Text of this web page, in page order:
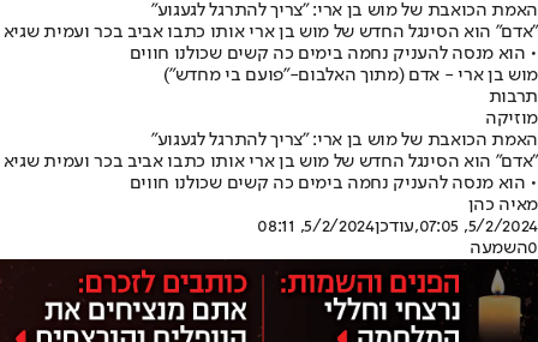
האמת הכואבת של מוש בן ארי: "צריך להתרגל לגעגוע"
"אדם" הוא הסינגל החדש של מוש בן ארי אותו כתבו אביב בכר ועמית שגיא
• הוא מנסה להעניק נחמה בימים כה קשים שכולנו חווים
מוש בן ארי - אדם (מתוך האלבום-״פועם בי מחדש״)
תרבות
מוזיקה
האמת הכואבת של מוש בן ארי: "צריך להתרגל לגעגוע"
"אדם" הוא הסינגל החדש של מוש בן ארי אותו כתבו אביב בכר ועמית שגיא
• הוא מנסה להעניק נחמה בימים כה קשים שכולנו חווים
מאיה כהן
5/2/2024, 07:05
,עודכן5/2/2024, 08:11
0השמעה